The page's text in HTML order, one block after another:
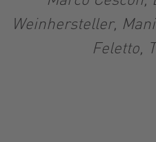
Weinhersteller,
Feletto,